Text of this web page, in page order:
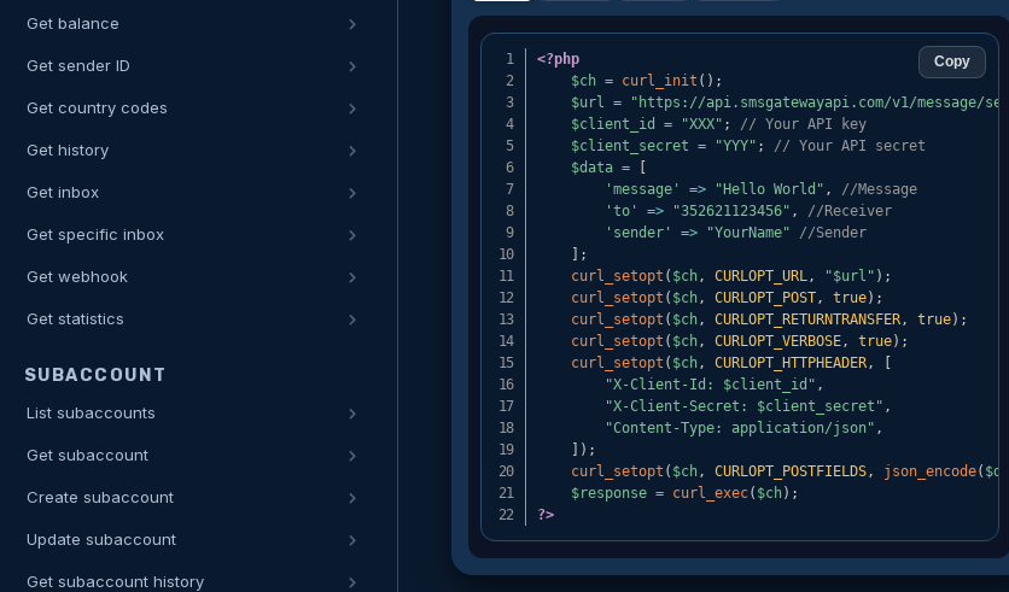
Get balance
Get sender ID
Get country codes
Get history
Get inbox
Get specific inbox
Get webhook
Get statistics
SUBACCOUNT
List subaccounts
Get subaccount
Create subaccount
Update subaccount
Get subaccount history